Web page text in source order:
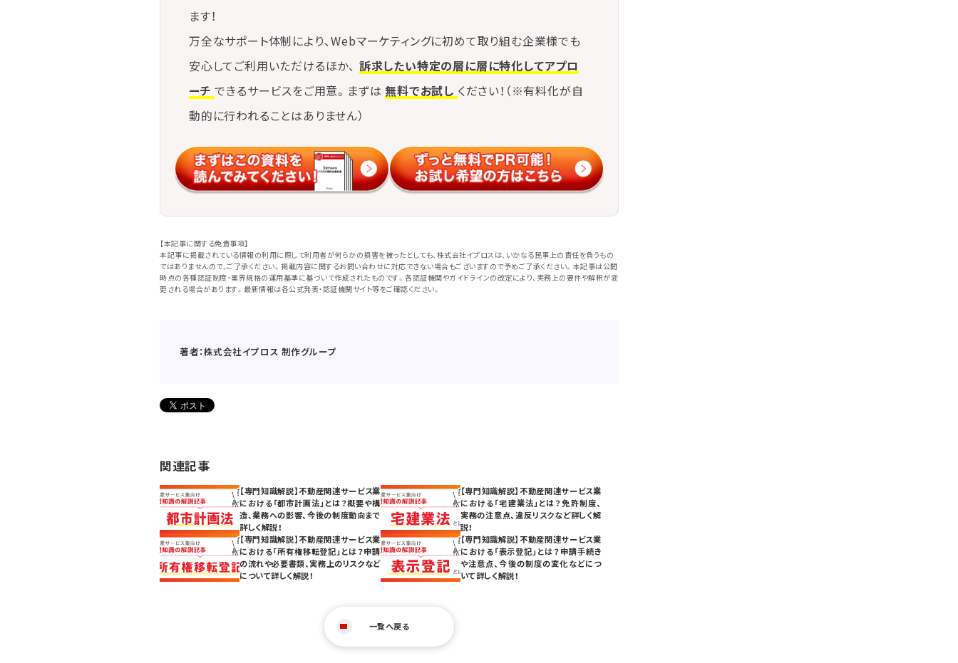
ます！
万全なサポート体制により、Webマーケティングに初めて取り組む企業様でも
安心してご利用いただけるほか、 訴求したい特定の層に層に特化してアプロ
ーチできるサービスをご用意。まずは無料でお試し ください！（※有料化が自
動的に行われることはありません）
【本記事に関する免責事項】
本記事に掲載されている情報の利用に際して利用者が何らかの損害を被ったとしても、株式会社イプロスは、いかなる民事上の責任を負うもの
ではありませんので、ご了承ください。掲載内容に関するお問い合わせに対応できない場合もございますので予めご了承ください。本記事は公開
時点の各種認証制度・業界規格の運用基準に基づいて作成されたものです。各認証機関やガイドラインの改定により、実務上の要件や解釈が変
更される場合があります。最新情報は各公式発表・認証機関サイト等をご確認ください。
著者：株式会社イプロス 制作グループ
関連記事
【専門知識解説】不動産関連サービス業
における「都市計画法」とは？概要や構
造、業務への影響、今後の制度動向まで
詳しく解説！
【専門知識解説】不動産関連サービス業
における「宅建業法」とは？免許制度、
実務の注意点、違反リスクなど詳しく解
説！
【専門知識解説】不動産関連サービス業
における「所有権移転登記」とは？申請
の流れや必要書類、実務上のリスクなど
について詳しく解説！
【専門知識解説】不動産関連サービス業
における「表示登記」とは？申請手続き
や注意点、今後の制度の変化などにつ
いて詳しく解説！
一覧へ戻る